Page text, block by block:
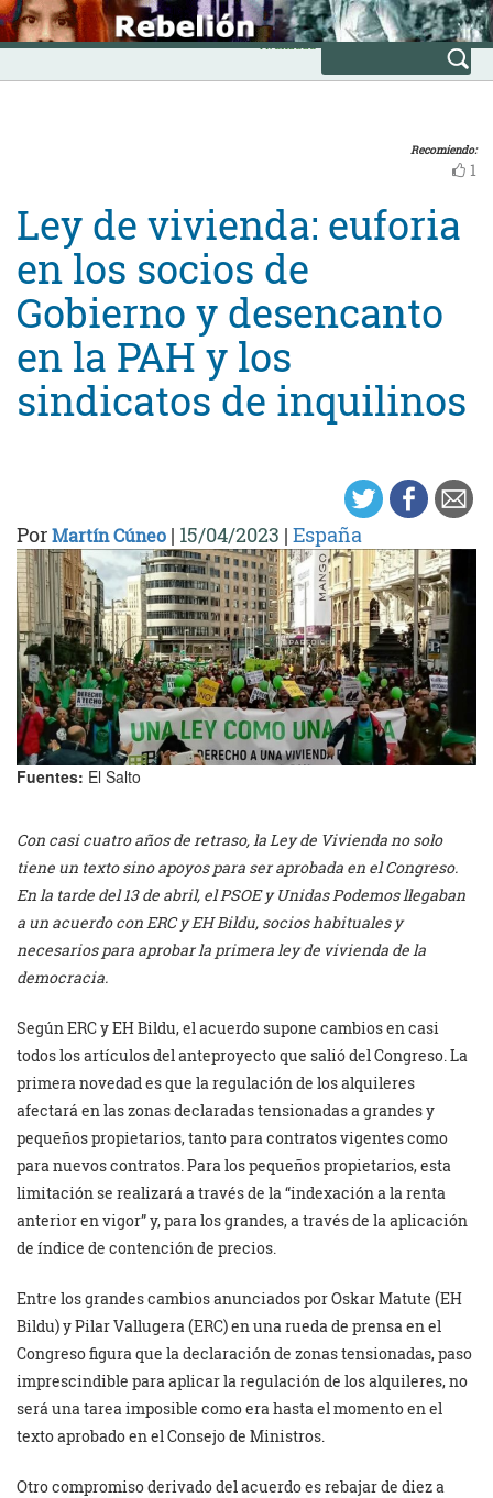
Skip
to
content
INICIO
Avanzada
Recomiendo:
1
Ley de vivienda: euforia
en los socios de
Gobierno y desencanto
en la PAH y los
sindicatos de inquilinos
PorMartín Cúneo | 15/04/2023 | España
Fuentes: El Salto
Con casi cuatro años de retraso, la Ley de Vivienda no solo
tiene un texto sino apoyos para ser aprobada en el Congreso.
En la tarde del 13 de abril, el PSOE y Unidas Podemos llegaban
a un acuerdo con ERC y EH Bildu, socios habituales y
necesarios para aprobar la primera ley de vivienda de la
democracia.
Según ERC y EH Bildu, el acuerdo supone cambios en casi
todos los artículos del anteproyecto que salió del Congreso. La
primera novedad es que la regulación de los alquileres
afectará en las zonas declaradas tensionadas a grandes y
pequeños propietarios, tanto para contratos vigentes como
para nuevos contratos. Para los pequeños propietarios, esta
limitación se realizará a través de la “indexación a la renta
anterior en vigor” y, para los grandes, a través de la aplicación
de índice de contención de precios.
Entre los grandes cambios anunciados por Oskar Matute (EH
Bildu) y Pilar Vallugera (ERC) en una rueda de prensa en el
Congreso figura que la declaración de zonas tensionadas, paso
imprescindible para aplicar la regulación de los alquileres, no
será una tarea imposible como era hasta el momento en el
texto aprobado en el Consejo de Ministros.
Otro compromiso derivado del acuerdo es rebajar de diez a